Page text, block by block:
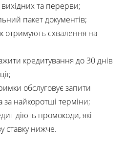
та перерви;
пакет документів;
отримують схвалення на
кредитування до 30 днів
обслуговує запити
за найкоротші терміни;
діють промокоди, які
ставку нижче.